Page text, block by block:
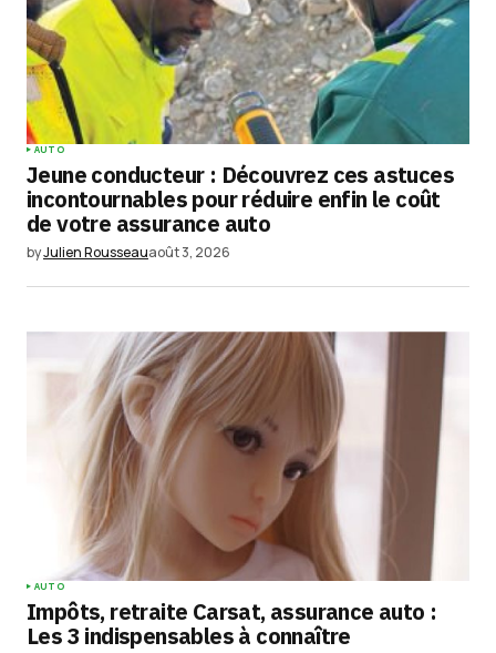
AUTO
Jeune conducteur : Découvrez ces astuces
incontournables pour réduire enfin le coût
de votre assurance auto
byJulien Rousseauaoût 3, 2026
AUTO
Impôts, retraite Carsat, assurance auto :
Les 3 indispensables à connaître